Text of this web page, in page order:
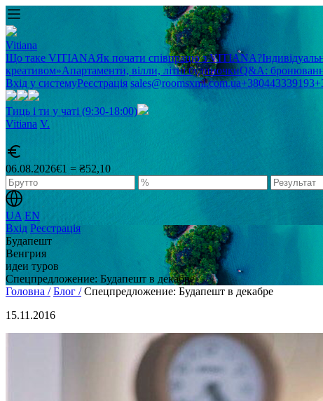
Vitiana
Що таке VITIANAЯк почати співпрацю з VITIANA?
креативом»Апартаменти, вілли, літні будиночкиQ&A:
Вхід у системуРеєстрація sales@roomsxml.com.ua+380443339193
Тиць і ти у чаті (9:30-18:00)
Vitiana V.
06.08.2026€1 = ₴52,10
UA EN
Вхід Реєстрація
Будапешт
Венгрия
идеи туров
Спецпредложение: Будапешт в декабре
Головна / Блог / Спецпредложение: Будапешт в декабре
15.11.2016